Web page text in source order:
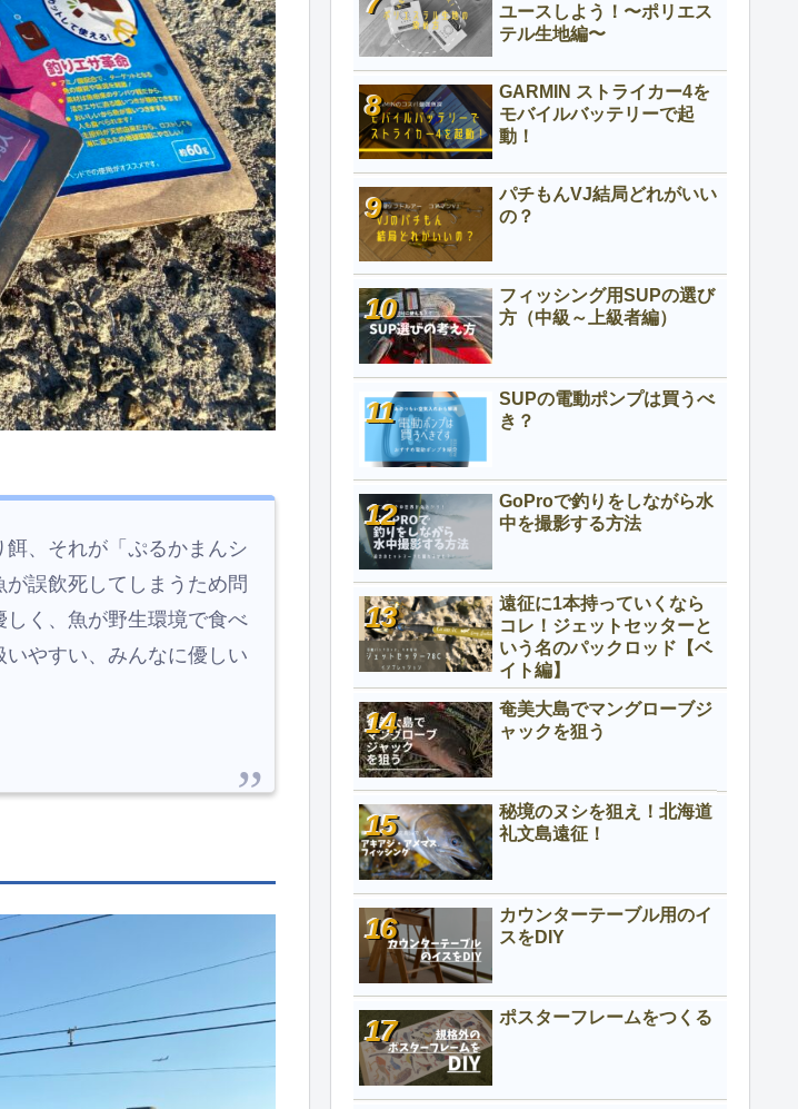
、それが「ぷるかまんシ
誤飲死してしまうため問
く、魚が野生環境で食べ
やすい、みんなに優しい
ユースしよう！〜ポリエス
テル生地編〜
GARMIN ストライカー4を
モバイルバッテリーで起
動！
パチもんVJ結局どれがいい
の？
フィッシング用SUPの選び
方（中級～上級者編）
SUPの電動ポンプは買うべ
き？
GoProで釣りをしながら水
中を撮影する方法
遠征に1本持っていくなら
コレ！ジェットセッターと
いう名のパックロッド【ベ
イト編】
奄美大島でマングローブジ
ャックを狙う
秘境のヌシを狙え！北海道
礼文島遠征！
カウンターテーブル用のイ
スをDIY
ポスターフレームをつくる